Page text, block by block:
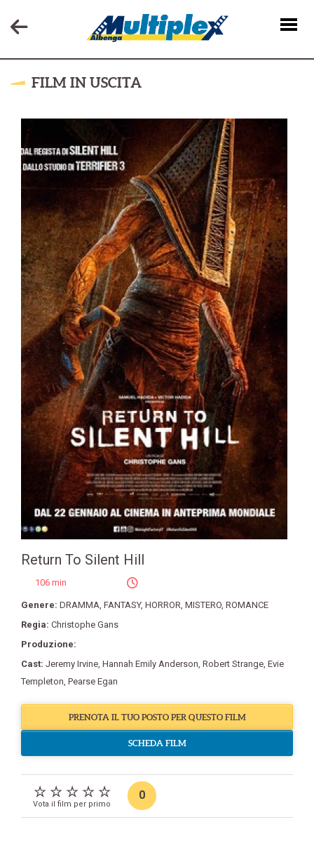
FILM IN USCITA
Return To Silent Hill
106 min
Genere: DRAMMA, FANTASY, HORROR, MISTERO, ROMANCE
Regia: Christophe Gans
Produzione:
Cast: Jeremy Irvine, Hannah Emily Anderson, Robert Strange, Evie
Templeton, Pearse Egan
PRENOTA IL TUO POSTO PER QUESTO FILM
SCHEDA FILM
Vota il film per primo
0